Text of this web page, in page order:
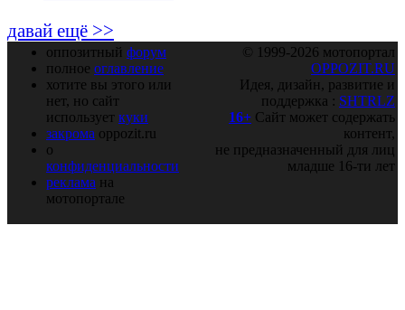
давай ещё >>
оппозитный форум
полное оглавление
хотите вы этого или
нет, но сайт
использует куки
закрома oppozit.ru
о
конфиденциальности
реклама на
мотопортале
© 1999-2026 мотопортал
OPPOZIT.RU
Идея, дизайн, развитие и
поддержка : SHTRLZ
16+ Сайт может содержать
контент,
не предназначенный для лиц
младше 16-ти лет